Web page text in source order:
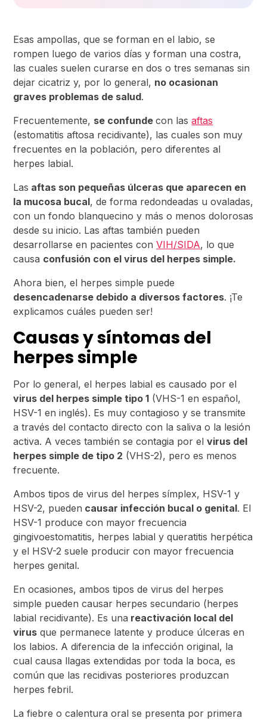
Esas ampollas, que se forman en el labio, se
rompen luego de varios días y forman una costra,
las cuales suelen curarse en dos o tres semanas sin
dejar cicatriz y, por lo general, no ocasionan
graves problemas de salud.
Frecuentemente, se confundecon lasaftas
(estomatitis aftosa recidivante), las cuales son muy
frecuentes en la población, pero diferentes al
herpes labial.
Las aftas son pequeñas úlceras que aparecen en
la mucosa bucal, de forma redondeadas u ovaladas,
con un fondo blanquecino y más o menos dolorosas
desde su inicio. Las aftas también pueden
desarrollarse en pacientes conVIH/SIDA, lo que
causa confusión con el virus del herpes simple.
Ahora bien, el herpes simple puede
desencadenarse debido a diversos factores. ¡Te
explicamos cuáles pueden ser!
Causas y síntomas del
herpes simple
Por lo general, el herpes labial es causado por el
virus del herpes simple tipo 1 (VHS-1 en español,
HSV-1 en inglés). Es muy contagioso y se transmite
a través del contacto directo con la saliva o la lesión
activa. A veces también se contagia por elvirus del
herpes simple de tipo 2 (VHS-2), pero es menos
frecuente.
Ambos tipos de virus del herpes símplex, HSV-1 y
HSV-2, pueden causar infección bucal o genital. El
HSV-1 produce con mayor frecuencia
gingivoestomatitis, herpes labial y queratitis herpética
y el HSV-2 suele producir con mayor frecuencia
herpes genital.
En ocasiones, ambos tipos de virus del herpes
simple pueden causar herpes secundario (herpes
labial recidivante). Es una reactivación local del
virus que permanece latente y produce úlceras en
los labios. A diferencia de la infección original, la
cual causa llagas extendidas por toda la boca, es
común que las recidivas posteriores produzcan
herpes febril.
La fiebre o calentura oral se presenta por primera